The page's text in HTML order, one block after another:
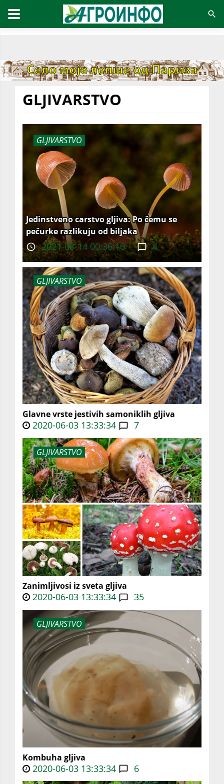
GLJIVARSTVO
GLJIVARSTVO
Jedinstveno carstvo gljiva: Po čemu se
pečurke razlikuju od biljaka
2021-08-14 00:36:10 4
GLJIVARSTVO
Glavne vrste jestivih samoniklih gljiva
2020-06-03 13:33:34 7
GLJIVARSTVO
Zanimljivosi iz sveta gljiva
2020-06-03 13:33:34 35
GLJIVARSTVO
Kombuha gljiva
2020-06-03 13:33:34 6